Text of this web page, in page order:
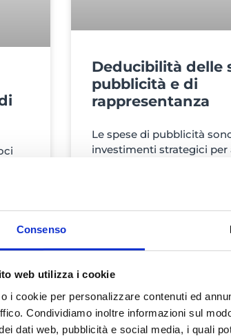
Consenso
web utilizza i cookie
i cookie per personalizzare contenuti ed
Condividiamo inoltre informazioni sul
dati web, pubblicità e social media, i quali
Deducibilità delle
pubblicità e di
rappresentanza
Le spese di pubblicità
investimenti strategici per
FONDAMENTI DI